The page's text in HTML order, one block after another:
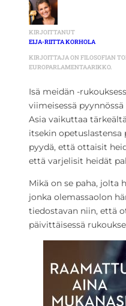
KIRJOITTANUT
EIJA-RIITTA KORHOLA
KIRJOITTAJA ON FILOSOFIAN
EUROPARLAMENTAARIKKO.
Isä meidän -
viimeisessä pyynnössä
Asia vaikuttaa
itsekin opetuslastensa
pyydä, että ottaisit
että varjelisit heidät
Mikä on se paha, jolta
jonka olemassaolon
tiedostavan niin, että
päivittäisessä